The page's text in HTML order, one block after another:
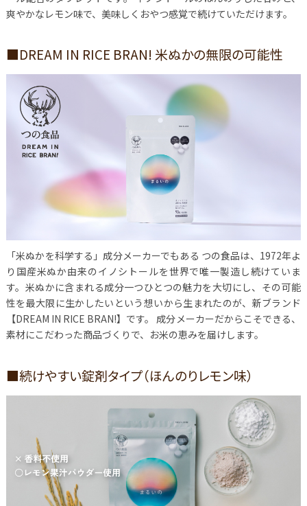
爽やかなレモン味で、美味しくおやつ感覚で続けていただけます。
■DREAM IN RICE BRAN! 米ぬかの無限の可能性
「米ぬかを科学する」成分メーカーでもある つの食品は、1972年よ
り国産米ぬか由来のイノシトールを世界で唯一製造し続けていま
す。米ぬかに含まれる成分一つひとつの魅力を大切にし、その可能
性を最大限に生かしたいという想いから生まれたのが、新ブランド
【DREAM IN RICE BRAN!】です。 成分メーカーだからこそできる、
素材にこだわった商品づくりで、お米の恵みを届けします。
■続けやすい錠剤タイプ（ほんのりレモン味）